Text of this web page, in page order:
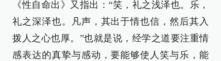
《性自命出》又指出：“笑，礼之浅泽也。乐，
礼之深泽也。凡声，其出于情也信，然后其入
拨人之心也厚。”也就是说，经学之道要注重情
感表达的真挚与感动，要能够使人笑与乐，能